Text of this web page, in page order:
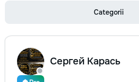
Categorii
Сергей Карась